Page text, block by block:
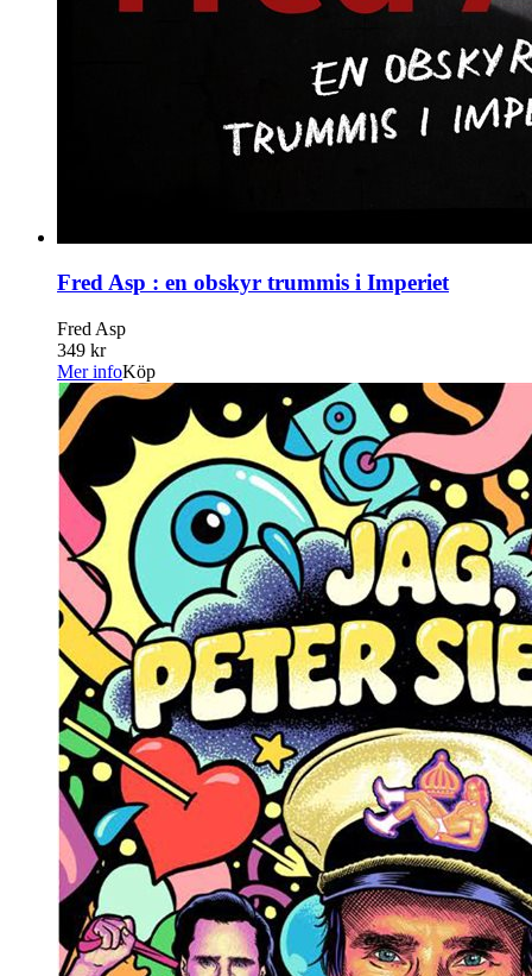
Fred Asp : en obskyr trummis i Imperiet
Fred Asp
349 kr
Mer infoKöp